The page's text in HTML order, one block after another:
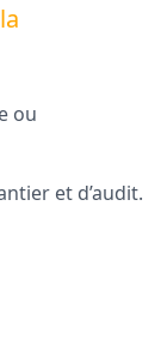
ou
et d’audit.